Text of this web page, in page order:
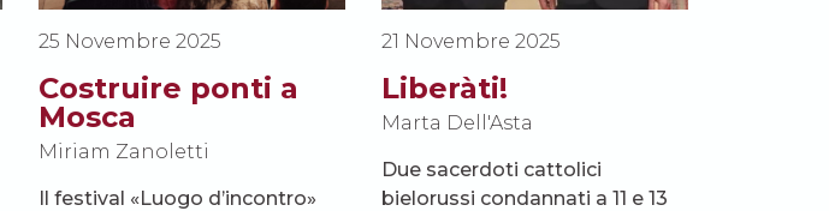
25 Novembre 2025
Costruire ponti a
Mosca
Miriam Zanoletti
Il festival «Luogo d’incontro»
21 Novembre 2025
Liberàti!
Marta Dell'Asta
Due sacerdoti cattolici
bielorussi condannati a 11 e 13